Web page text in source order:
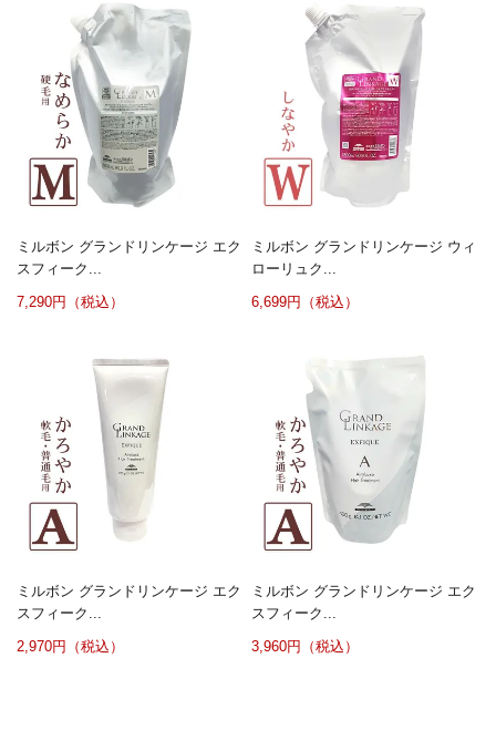
ミルボン グランドリンケージ エク
スフィーク...
7,290円（税込）
ミルボン グランドリンケージ ウィ
ローリュク...
6,699円（税込）
ミルボン グランドリンケージ エク
スフィーク...
2,970円（税込）
ミルボン グランドリンケージ エク
スフィーク...
3,960円（税込）